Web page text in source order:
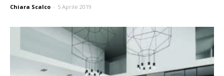
Chiara Scalco - 5 Aprile 2019